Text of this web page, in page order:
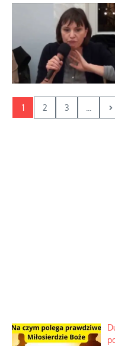
1 2 3